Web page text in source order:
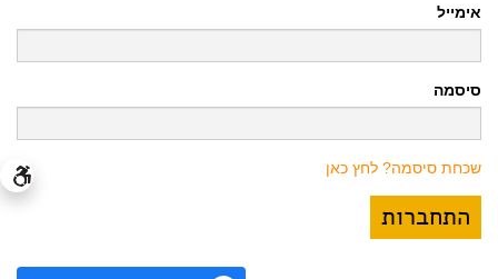
אימייל
סיסמה
שכחת סיסמה? לחץ כאן